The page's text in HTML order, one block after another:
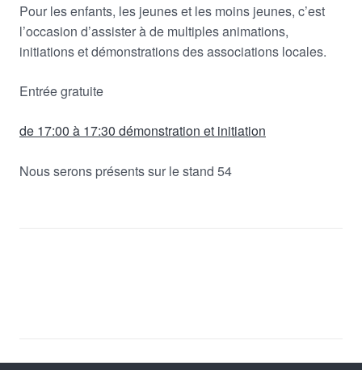
Pour les enfants, les jeunes et les moins jeunes, c’est
l’occasion d’assister à de multiples animations,
initiations et démonstrations des associations locales.
Entrée gratuite
de 17:00 à 17:30 démonstration et initiation
Nous serons présents sur le stand 54